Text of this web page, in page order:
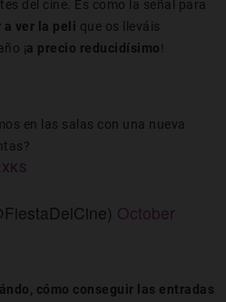
del cine. Es como la señal para
a ver la peli que os lleváis
¡a precio reducidísimo!
en las salas con una nueva
October
cómo conseguir las entradas